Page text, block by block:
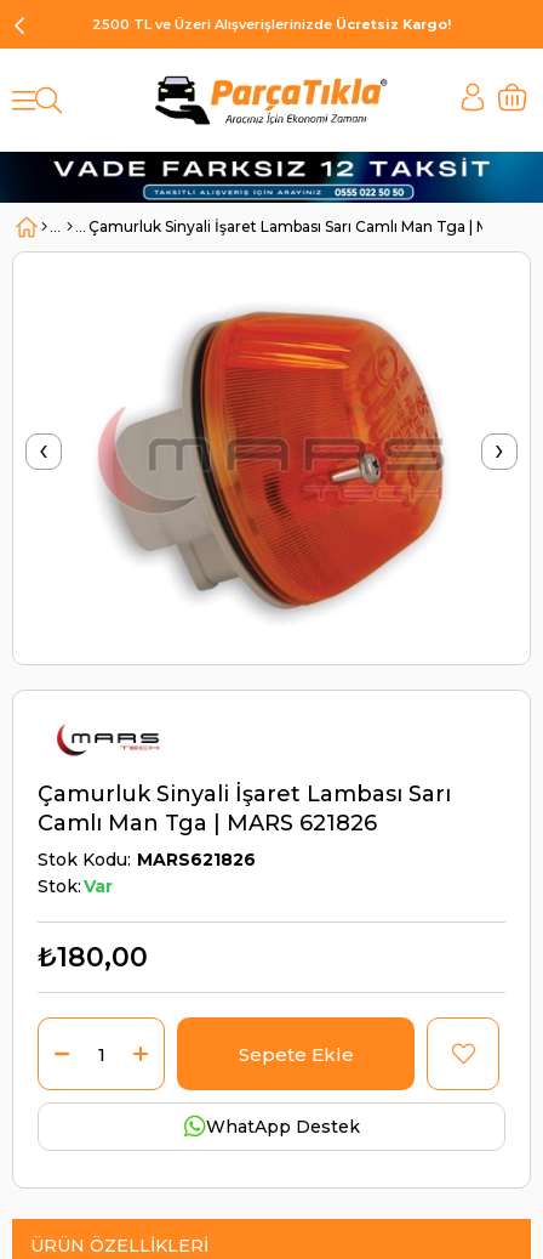
2500 TL ve Üzeri Alışverişlerinizde Ücretsiz Kargo!
Çamurluk Sinyali İşaret Lambası Sarı Camlı Man Tga | MARS
‹ ›
Çamurluk Sinyali İşaret Lambası Sarı
Camlı Man Tga | MARS 621826
Stok Kodu MARS621826
Stok:Var
₺180,00
WhatApp Destek
ÜRÜN ÖZELLIKLERI